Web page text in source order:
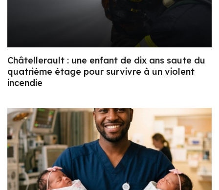
Châtellerault : une enfant de dix ans saute du
quatrième étage pour survivre à un violent
incendie